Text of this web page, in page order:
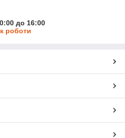
до 16:00
роботи